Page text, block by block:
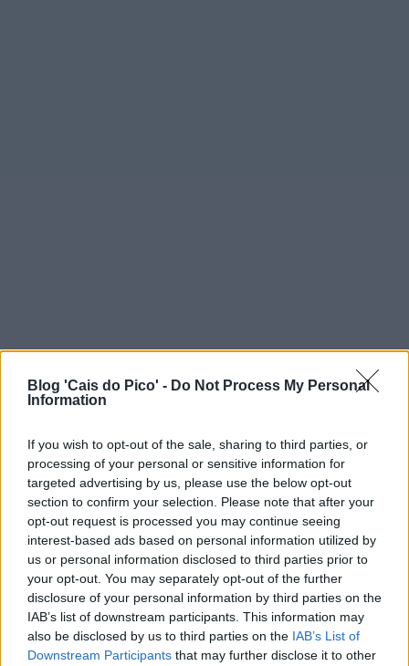
Blog 'Cais do Pico' - Do Not Process My Personal
Information
If you wish to opt-out of the sale, sharing to third parties, or
processing of your personal or sensitive information for
targeted advertising by us, please use the below opt-out
section to confirm your selection. Please note that after your
opt-out request is processed you may continue seeing
interest-based ads based on personal information utilized by
us or personal information disclosed to third parties prior to
your opt-out. You may separately opt-out of the further
disclosure of your personal information by third parties on the
IAB’s list of downstream participants. This information may
also be disclosed by us to third parties on the IAB’s List of
Downstream Participants that may further disclose it to other